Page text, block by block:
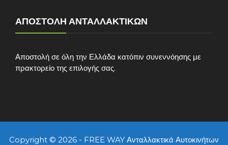
ΑΠΟΣΤΟΛΉ ΑΝΤΑΛΛΑΚΤΙΚΏΝ
Αποστολή σε όλη την Ελλάδα κατόπιν συνεννόησης με
πρακτορείο της επιλογής σας.
Copyright © 2026 - FREE WAY Ανταλλακτικά Αυτοκινήτων